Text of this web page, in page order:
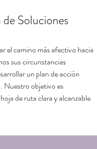
Soluciones
el camino más efectivo hacia
sus circunstancias
un plan de acción
Nuestro objetivo es
de ruta clara y alcanzable